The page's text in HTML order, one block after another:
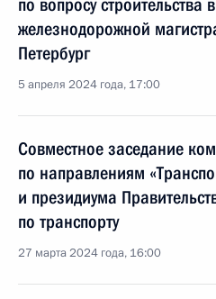
по вопросу строительства
железнодорожной
Петербург
5 апреля 2024 года, 17:00
Совместное заседание
по направлениям
и президиума
по транспорту
27 марта 2024 года, 16:00